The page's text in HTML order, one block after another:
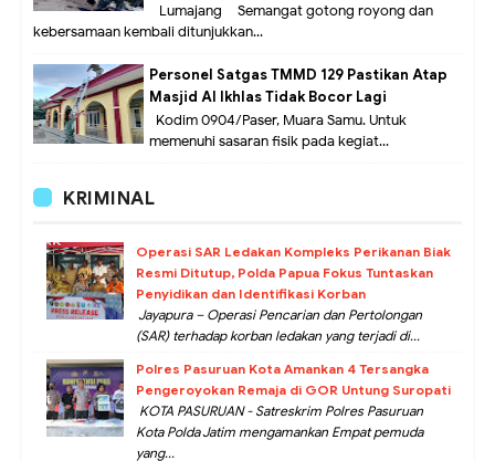
Lumajang – Semangat gotong royong dan
kebersamaan kembali ditunjukkan...
Personel Satgas TMMD 129 Pastikan Atap
Masjid Al Ikhlas Tidak Bocor Lagi
Kodim 0904/Paser, Muara Samu. Untuk
memenuhi sasaran fisik pada kegiat...
KRIMINAL
Operasi SAR Ledakan Kompleks Perikanan Biak
Resmi Ditutup, Polda Papua Fokus Tuntaskan
Penyidikan dan Identifikasi Korban
Jayapura – Operasi Pencarian dan Pertolongan
(SAR) terhadap korban ledakan yang terjadi di...
Polres Pasuruan Kota Amankan 4 Tersangka
Pengeroyokan Remaja di GOR Untung Suropati
KOTA PASURUAN - Satreskrim Polres Pasuruan
Kota Polda Jatim mengamankan Empat pemuda
yang...